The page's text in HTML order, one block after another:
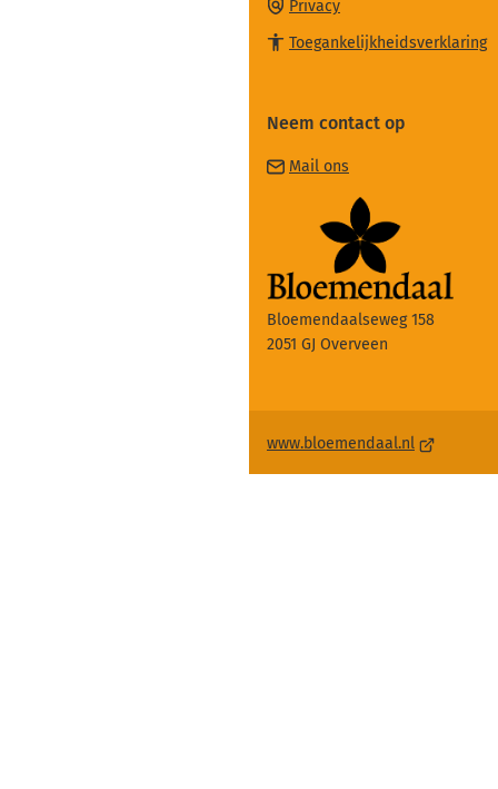
externe
Privacy
Toegankelijkheidsverklaring
Neem contact op
Mail ons
naar
een
e-
mailadres)
Bloemendaalseweg 158
2051 GJ Overveen
www.bloemendaal.nl (Verwijst